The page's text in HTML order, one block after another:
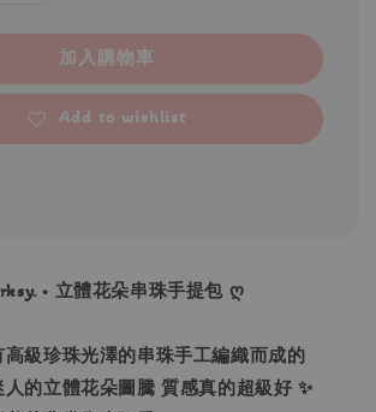
加入購物車
Add to wishlist
• 立體花朵串珠手提包 ღ
級珍珠光澤的串珠手工編織而成的
人的立體花朵圖騰 質感真的超級好 ✨